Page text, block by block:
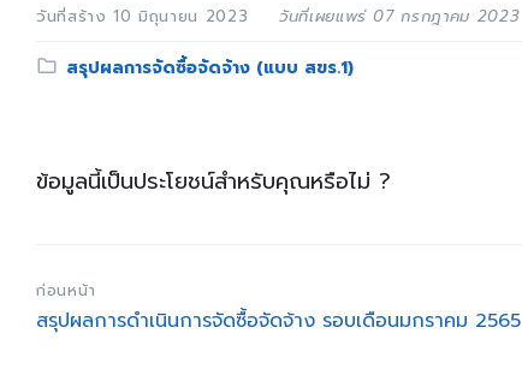
วันที่สร้าง 10 มิถุนายน 2023 วันที่เผยแพร่ 07 กรกฎาคม 2023
Category:
สรุปผลการจัดซื้อจัดจ้าง (แบบ สขร.1)
ข้อมูลนี้เป็นประโยชน์สำหรับคุณหรือไม่ ?
ก่อนหน้า
สรุปผลการดำเนินการจัดซื้อจัดจ้าง รอบเดือนมกราคม 2565